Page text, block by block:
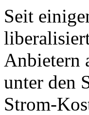
Seit
Anbietern
unter den
Strom-